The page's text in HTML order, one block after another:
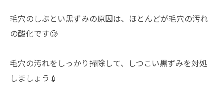
毛穴のしぶとい黒ずみの原因は、ほとんどが毛穴の汚れ
の酸化です🥲
毛穴の汚れをしっかり掃除して、しつこい黒ずみを対処
しましょう💉